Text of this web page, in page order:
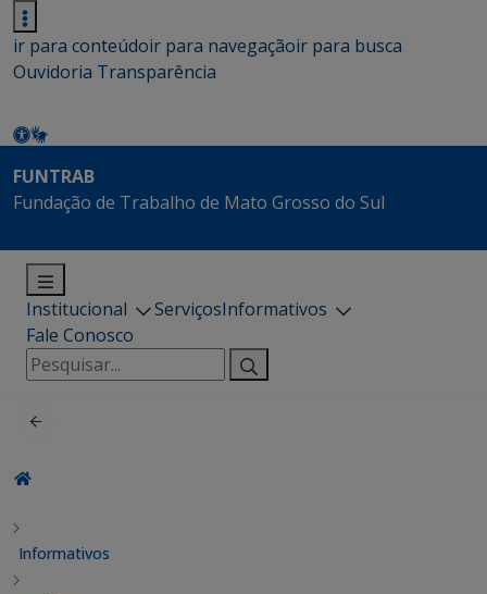
ir para conteúdoir para navegaçãoir para busca
Ouvidoria Transparência
FUNTRAB
Fundação de Trabalho de Mato Grosso do Sul
Institucional ServiçosInformativos
Fale Conosco
Pesquisar
por:
Informativos